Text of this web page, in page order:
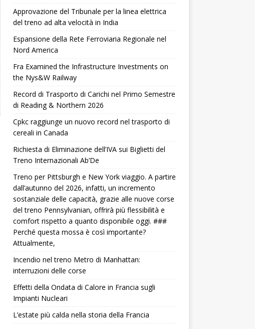
Approvazione del Tribunale per la linea elettrica
del treno ad alta velocità in India
Espansione della Rete Ferroviaria Regionale nel
Nord America
Fra Examined the Infrastructure Investments on
the Nys&W Railway
Record di Trasporto di Carichi nel Primo Semestre
di Reading & Northern 2026
Cpkc raggiunge un nuovo record nel trasporto di
cereali in Canada
Richiesta di Eliminazione dell’IVA sui Biglietti del
Treno Internazionali Ab’De
Treno per Pittsburgh e New York viaggio. A partire
dall’autunno del 2026, infatti, un incremento
sostanziale delle capacità, grazie alle nuove corse
del treno Pennsylvanian, offrirà più flessibilità e
comfort rispetto a quanto disponibile oggi. ###
Perché questa mossa è così importante?
Attualmente,
Incendio nel treno Metro di Manhattan:
interruzioni delle corse
Effetti della Ondata di Calore in Francia sugli
Impianti Nucleari
L’estate più calda nella storia della Francia